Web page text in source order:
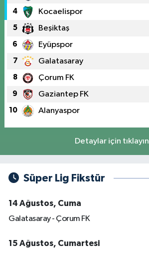
4 Kocaelispor
5 Beşiktaş
6 Eyüpspor
7 Galatasaray
8 Çorum FK
9 Gaziantep FK
10 Alanyaspor
Detaylar için tıklayın
Süper Lig Fikstür
14 Ağustos, Cuma
Galatasaray - Çorum FK
15 Ağustos, Cumartesi